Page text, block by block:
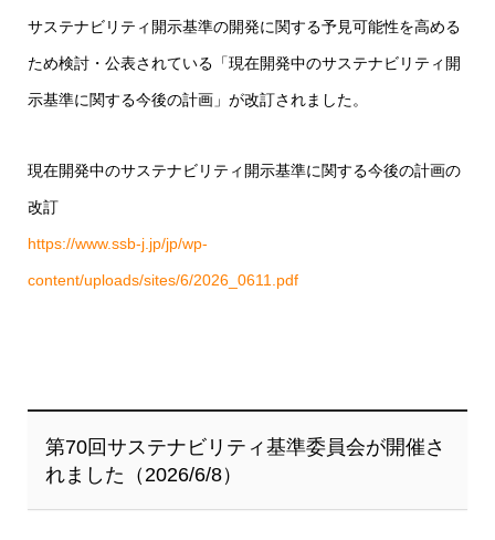
サステナビリティ開示基準の開発に関する予見可能性を高める
ため検討・公表されている「現在開発中のサステナビリティ開
示基準に関する今後の計画」が改訂されました。
現在開発中のサステナビリティ開示基準に関する今後の計画の
改訂
https://www.ssb-j.jp/jp/wp-
content/uploads/sites/6/2026_0611.pdf
第70回サステナビリティ基準委員会が開催さ
れました（2026/6/8）